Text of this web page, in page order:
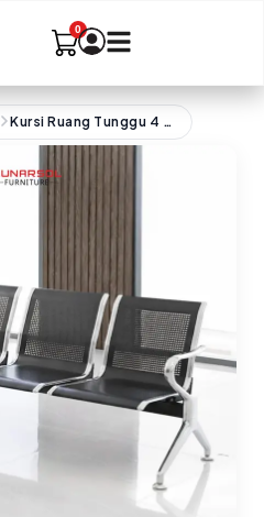
Kursi Ruang Tunggu 4 Seater